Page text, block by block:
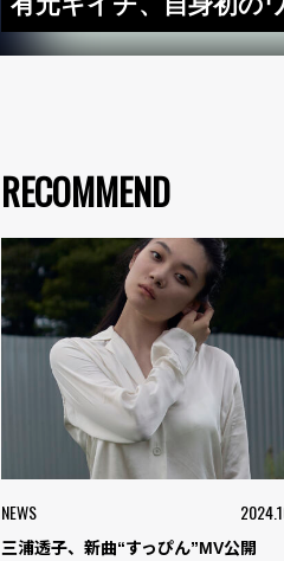
RECOMMEND
NEWS
三浦透子、新曲“すっぴん”MV公開